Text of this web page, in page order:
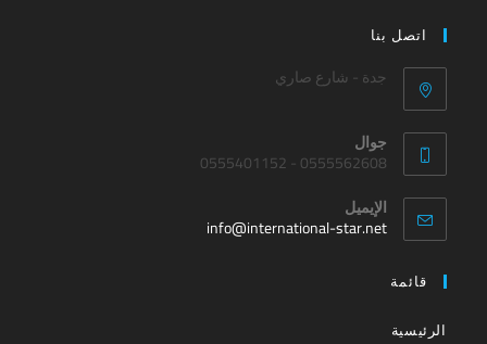
اتصل بنا
جدة - شارع صاري
جوال
0555562608 - 0555401152
الإيميل
info@international-star.net
قائمة
الرئيسية